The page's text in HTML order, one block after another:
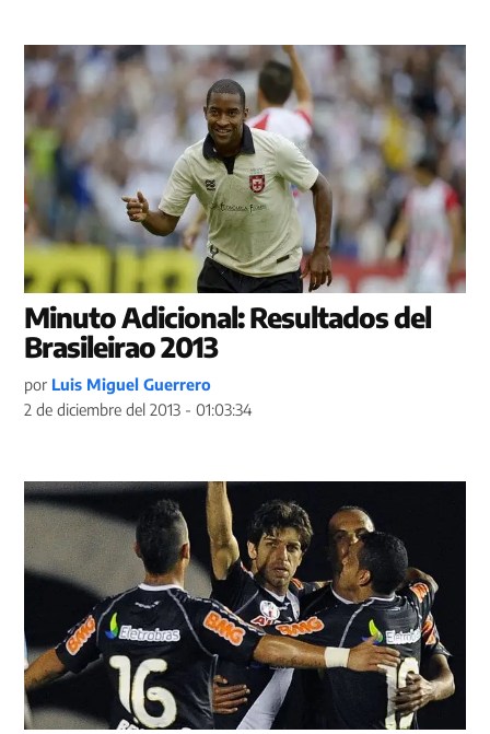
Minuto Adicional: Resultados del
Brasileirao 2013
por Luis Miguel Guerrero
2 de diciembre del 2013 - 01:03:34